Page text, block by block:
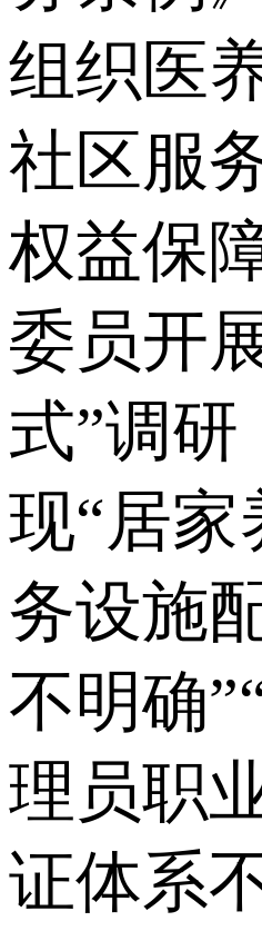
组织医
社区服
权益保
委员开
式”调研
现“居家
务设施
不明确
理员职
证体系